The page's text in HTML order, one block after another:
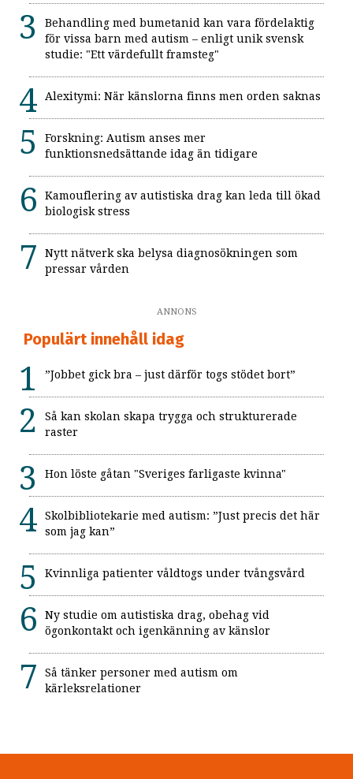
Behandling med bumetanid kan vara fördelaktig
för vissa barn med autism – enligt unik svensk
studie: "Ett värdefullt framsteg"
Alexitymi: När känslorna finns men orden saknas
Forskning: Autism anses mer
funktionsnedsättande idag än tidigare
Kamouflering av autistiska drag kan leda till ökad
biologisk stress
Nytt nätverk ska belysa diagnosökningen som
pressar vården
ANNONS
Populärt innehåll idag
”Jobbet gick bra – just därför togs stödet bort”
Så kan skolan skapa trygga och strukturerade
raster
Hon löste gåtan "Sveriges farligaste kvinna"
Skolbibliotekarie med autism: ”Just precis det här
som jag kan”
Kvinnliga patienter våldtogs under tvångsvård
Ny studie om autistiska drag, obehag vid
ögonkontakt och igenkänning av känslor
Så tänker personer med autism om
kärleksrelationer